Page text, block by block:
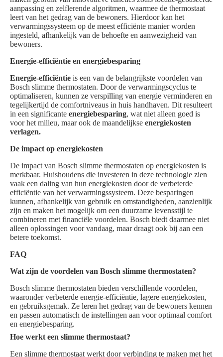
aanpassing en zelflerende algoritmen, waarmee de thermostaat
leert van het gedrag van de bewoners. Hierdoor kan het
verwarmingssysteem op de meest efficiënte manier worden
ingesteld, afhankelijk van de behoefte en aanwezigheid van
bewoners.
Energie-efficiëntie en energiebesparing
Energie-efficiëntie is een van de belangrijkste voordelen van
Bosch slimme thermostaten. Door de verwarmingscyclus te
optimaliseren, kunnen ze verspilling van energie verminderen en
tegelijkertijd de comfortniveaus in huis handhaven. Dit resulteert
in een significante energiebesparing, wat niet alleen goed is
voor het milieu, maar ook de maandelijkse energiekosten
verlagen.
De impact op energiekosten
De impact van Bosch slimme thermostaten op energiekosten is
merkbaar. Huishoudens die investeren in deze technologie zien
vaak een daling van hun energiekosten door de verbeterde
efficiëntie van het verwarmingssysteem. Deze besparingen
kunnen, afhankelijk van gebruik en omstandigheden, aanzienlijk
zijn en maken het mogelijk om een duurzame levensstijl te
combineren met financiële voordelen. Bosch biedt daarmee niet
alleen oplossingen voor vandaag, maar draagt ook bij aan een
betere toekomst.
FAQ
Wat zijn de voordelen van Bosch slimme thermostaten?
Bosch slimme thermostaten bieden verschillende voordelen,
waaronder verbeterde energie-efficiëntie, lagere energiekosten,
en gebruiksgemak. Ze leren het gedrag van de bewoners kennen
en passen automatisch de instellingen aan voor optimaal comfort
en energiebesparing.
Hoe werkt een slimme thermostaat?
Een slimme thermostaat werkt door verbinding te maken met het